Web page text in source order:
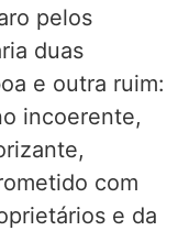
pelos
duas
e outra ruim:
incoerente,
com
e da